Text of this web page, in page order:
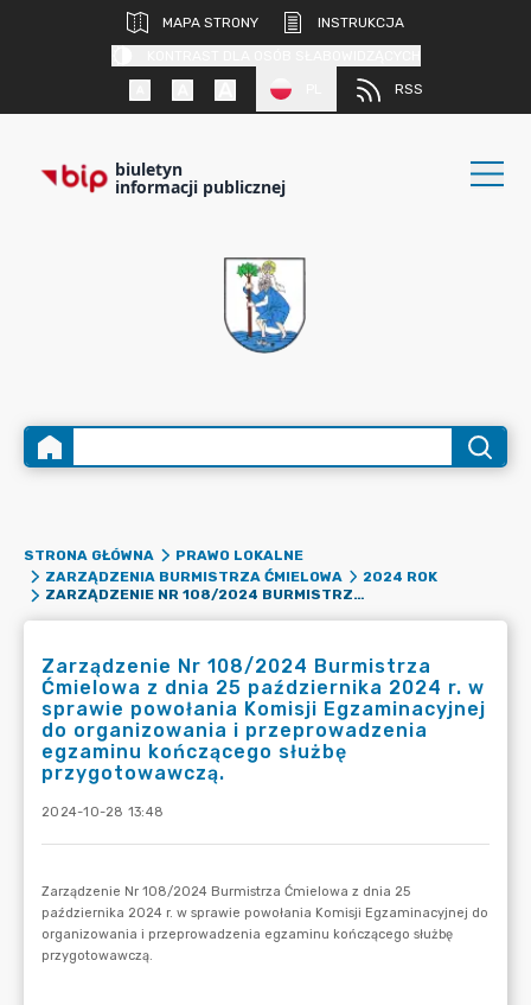
MAPA STRONY
INSTRUKCJA
RSS
biuletyn
informacji publicznej
STRONA GŁÓWNA
PRAWO LOKALNE
ZARZĄDZENIA BURMISTRZA ĆMIELOWA
2024 ROK
ZARZĄDZENIE NR 108/2024 BURMISTRZA ĆMIELOWA Z DNIA 25 PAŹDZIERNIKA 2024 R. W SPRAWIE POWOŁANIA KOMISJI EGZAMINACYJNEJ DO ORGANIZOWANIA I PRZEPROWADZENIA EGZAMINU KOŃCZĄCEGO SŁUŻBĘ PRZYGOTOWAWCZĄ.
Zarządzenie Nr 108/2024 Burmistrza
Ćmielowa z dnia 25 października 2024 r. w
sprawie powołania Komisji Egzaminacyjnej
do organizowania i przeprowadzenia
egzaminu kończącego służbę
przygotowawczą.
2024-10-28 13:48